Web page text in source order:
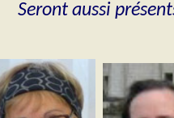
Seront aussi